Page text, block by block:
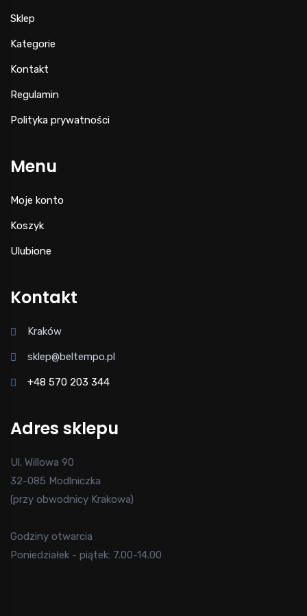
Sklep
Kategorie
Kontakt
Regulamin
Polityka prywatności
Menu
Moje konto
Koszyk
Ulubione
Kontakt
Kraków
sklep@beltempo.pl
+48 570 203 344
Adres sklepu
Ul. Willowa 90
32-085 Modlniczka
(przy obwodnicy Krakowa)
Godziny otwarcia
Poniedziałek - piątek: 7.00-14.00